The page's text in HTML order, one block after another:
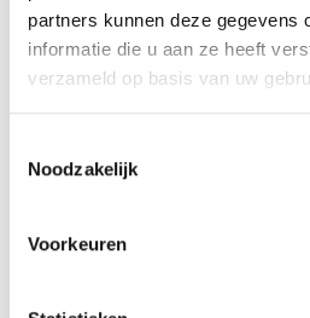
partners kunnen deze gegevens
informatie die u aan ze heeft
verzameld op basis van uw
Noodzakelijk
Voorkeuren
2 februari 2024 Mark
downloaden
Google Ads kan vinden en
Als u inlogt bij